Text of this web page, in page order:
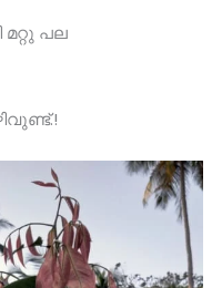
മറ്റു പല